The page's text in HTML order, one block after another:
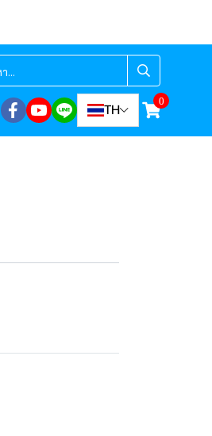
TH 0